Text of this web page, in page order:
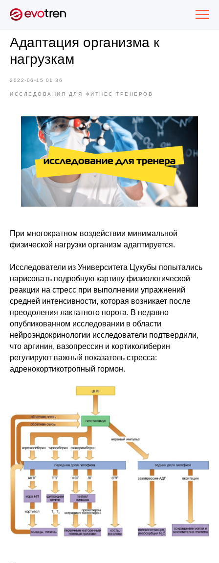
Адаптация организма к
нагрузкам
2022-06-15 01:36
ИССЛЕДОВАНИЯ ДЛЯ ФИТНЕС ТРЕНЕРОВ
При многократном воздействии минимальной
физической нагрузки организм адаптируется.
Исследователи из Университета Цукубы попытались
нарисовать подробную картину физиологической
реакции на стресс при выполнении упражнений
средней интенсивности, которая возникает после
преодоления лактатного порога. В недавно
опубликованном исследовании в области
нейроэндокринологии исследователи подтвердили,
что аргинин, вазопрессин и кортиколиберин
регулируют важный показатель стресса:
адренокортикотропный гормон.